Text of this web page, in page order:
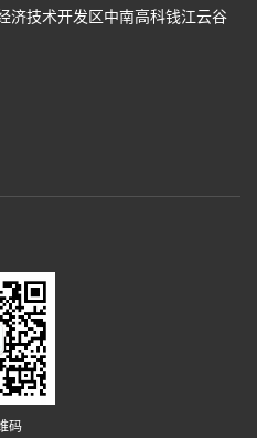
济技术开发区中南高科钱江云谷
码